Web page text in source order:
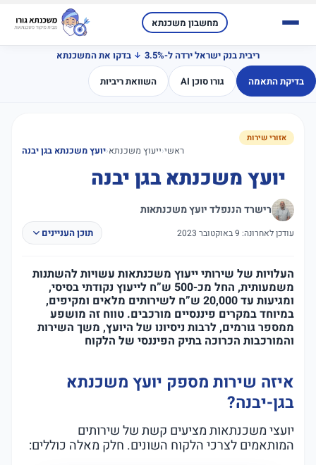
מחשבון משכנתא
ריבית בנק ישראל ירדה ל-3.5%
בדקו את המשכנתא
בדיקת התאמה
גורו סוכן AI השוואת ריביות
אזורי שירות
ראשי‹ייעוץ משכנתא‹יועץ משכנתא בגן יבנה
יועץ משכנתא בגן יבנה
רישרד הננפלד יועץ משכנתאות
עודכן לאחרונה: 9 באוקטובר 2023 תוכן העניינים
העלויות של שירותי ייעוץ משכנתאות עשויות להשתנות
משמעותית, החל מכ-500 ש”ח לייעוץ נקודתי בסיסי,
ומגיעות עד 20,000 ש”ח לשירותים מלאים ומקיפים,
במיוחד במקרים פיננסיים מורכבים. טווח זה מושפע
ממספר גורמים, לרבות ניסיונו של היועץ, משך השירות
והמורכבות הכרוכה בתיק הפיננסי של הלקוח
איזה שירות מספק יועץ משכנתא
בגן-יבנה?
יועצי משכנתאות מציעים קשת של שירותים
המותאמים לצרכי הלקוח השונים. חלק מאלה כוללים: